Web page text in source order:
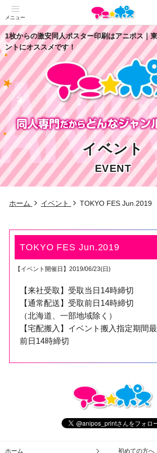
メニュー
1枚からの激安同人ポスター印刷はアニポス｜
ントにオススメです！
イベント
EVENT
ホーム イベント TOKYO FES Jun.2019
TOKYO FES Jun.2019
【イベント開催日】2019/06/23(日)
【来社受取】受取当日14時締切
【通常配送】受取前日14時締切
（北海道、一部地域除く）
【宅配搬入】イベント搬入指定期間
前日14時締切
ホーム 初めての方へ